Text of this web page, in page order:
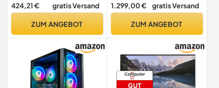
DVD±RW | USB 3 | Windows
424,21 € gratis Versand
ZUM ANGEBOT
1.299,00 € gratis Versand
ZUM ANGEBOT